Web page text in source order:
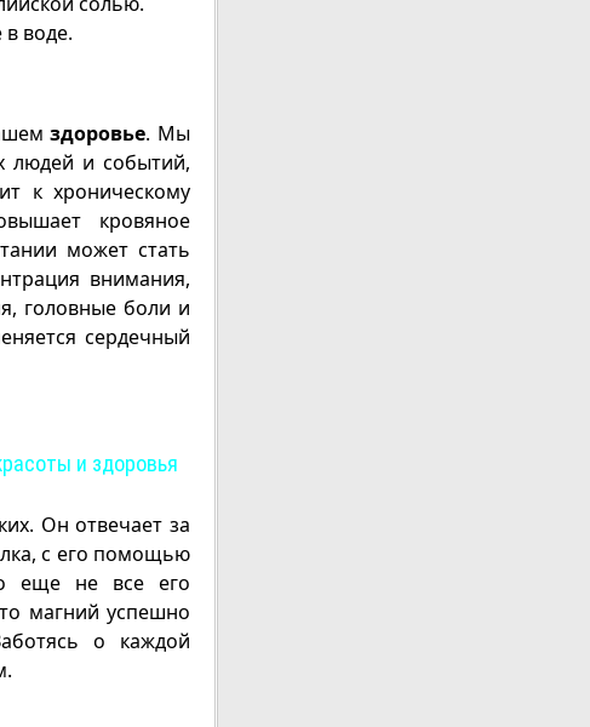
воде.
здоровье. Мы
людей и событий,
к хроническому
кровяное
может стать
внимания,
головные боли и
сердечный
Он отвечает за
с его помощью
еще не все его
магний успешно
о каждой